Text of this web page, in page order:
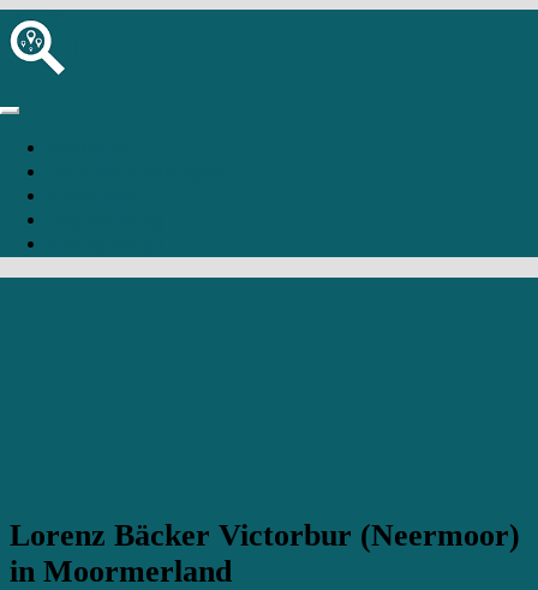
Lorenz Bäcker Victorbur (Neermoor)
in Moormerland